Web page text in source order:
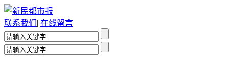
联系我们 | 在线留言